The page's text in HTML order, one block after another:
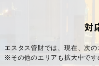
対
エスタス管財では、現在、次の
※その他のエリアも拡大中です